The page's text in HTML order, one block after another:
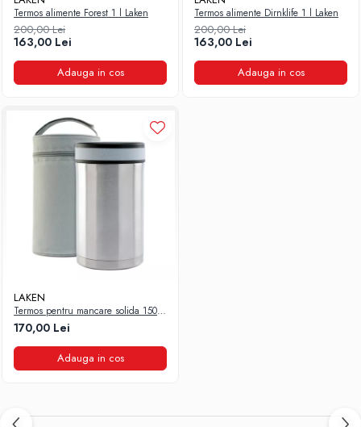
Termos alimente Forest 1 l Laken
200,00 Lei
163,00 Lei
Adauga in cos
Termos alimente Dirnklife 1 l Laken
200,00 Lei
163,00 Lei
Adauga in cos
LAKEN
Termos pentru mancare solida 1500
ml, Laken
170,00 Lei
Adauga in cos